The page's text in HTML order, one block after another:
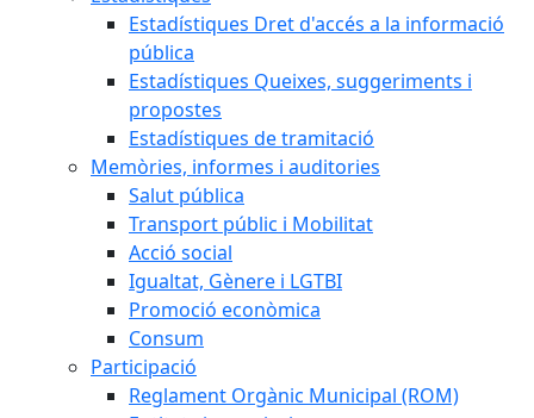
Estadístiques Dret d'accés a la informació
pública
Estadístiques Queixes, suggeriments i
propostes
Estadístiques de tramitació
Memòries, informes i auditories
Salut pública
Transport públic i Mobilitat
Acció social
Igualtat, Gènere i LGTBI
Promoció econòmica
Consum
Participació
Reglament Orgànic Municipal (ROM)